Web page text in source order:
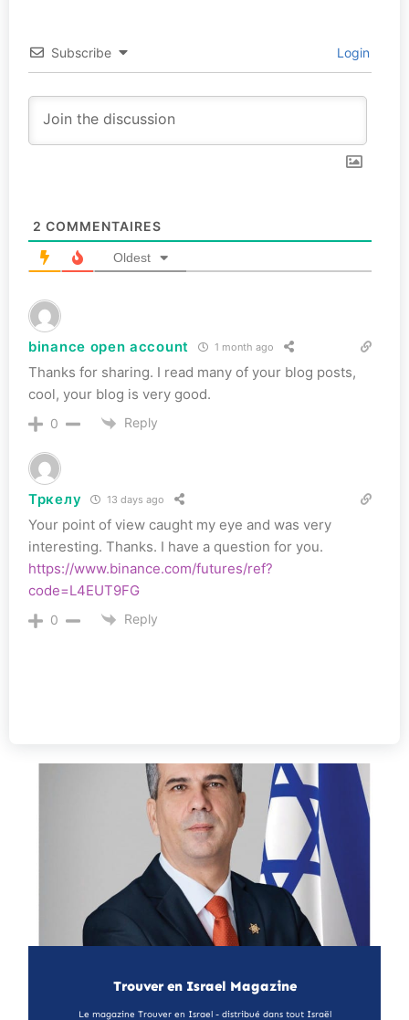
Subscribe Login
2 COMMENTAIRES
Oldest
binance open account 1 month ago
Thanks for sharing. I read many of your blog posts,
cool, your blog is very good.
0 Reply
Тркелу 13 days ago
Your point of view caught my eye and was very
interesting. Thanks. I have a question for you.
https://www.binance.com/futures/ref?
code=L4EUT9FG
0 Reply
Trouver en Israel Magazine
Le magazine Trouver en Israel - distribué dans tout Israël